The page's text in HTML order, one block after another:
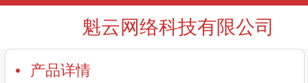
魁云网络科技有限公司
产品详情